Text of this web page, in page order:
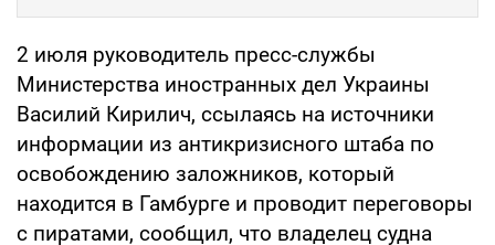
2 июля руководитель пресс-службы
Министерства иностранных дел Украины
Василий Кирилич, ссылаясь на источники
информации из антикризисного штаба по
освобождению заложников, который
находится в Гамбурге и проводит переговоры
с пиратами, сообщил, что владелец судна